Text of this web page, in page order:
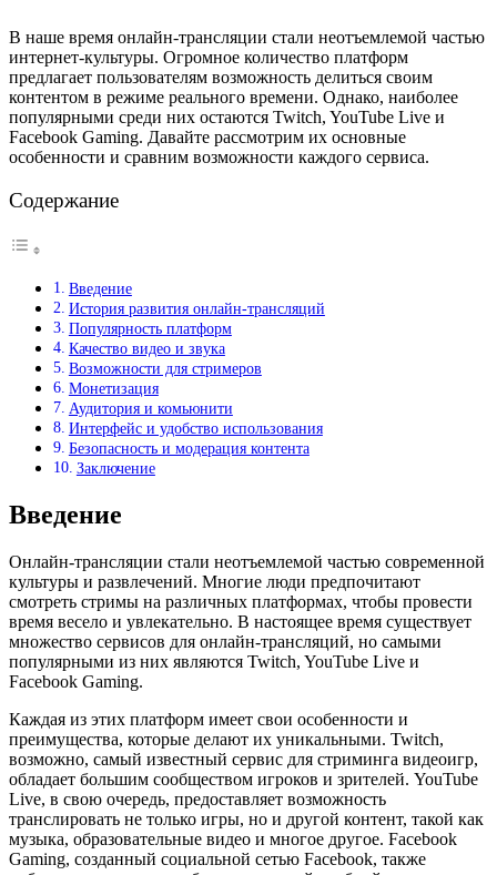
В наше время онлайн-трансляции стали неотъемлемой частью
интернет-культуры. Огромное количество платформ
предлагает пользователям возможность делиться своим
контентом в режиме реального времени. Однако, наиболее
популярными среди них остаются Twitch, YouTube Live и
Facebook Gaming. Давайте рассмотрим их основные
особенности и сравним возможности каждого сервиса.
Содержание
Введение
История развития онлайн-трансляций
Популярность платформ
Качество видео и звука
Возможности для стримеров
Монетизация
Аудитория и комьюнити
Интерфейс и удобство использования
Безопасность и модерация контента
Заключение
Введение
Онлайн-трансляции стали неотъемлемой частью современной
культуры и развлечений. Многие люди предпочитают
смотреть стримы на различных платформах, чтобы провести
время весело и увлекательно. В настоящее время существует
множество сервисов для онлайн-трансляций, но самыми
популярными из них являются Twitch, YouTube Live и
Facebook Gaming.
Каждая из этих платформ имеет свои особенности и
преимущества, которые делают их уникальными. Twitch,
возможно, самый известный сервис для стриминга видеоигр,
обладает большим сообществом игроков и зрителей. YouTube
Live, в свою очередь, предоставляет возможность
транслировать не только игры, но и другой контент, такой как
музыка, образовательные видео и многое другое. Facebook
Gaming, созданный социальной сетью Facebook, также